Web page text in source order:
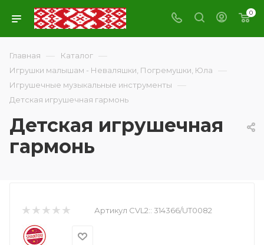
0
Главная — Каталог —
Игрушки малышам - Неваляшки, Погремушки, Юла —
Игрушечные музыкальные инструменты —
Детская игрушечная гармонь
Детская игрушечная
гармонь
Артикул CVL2:: 314366/UT0082